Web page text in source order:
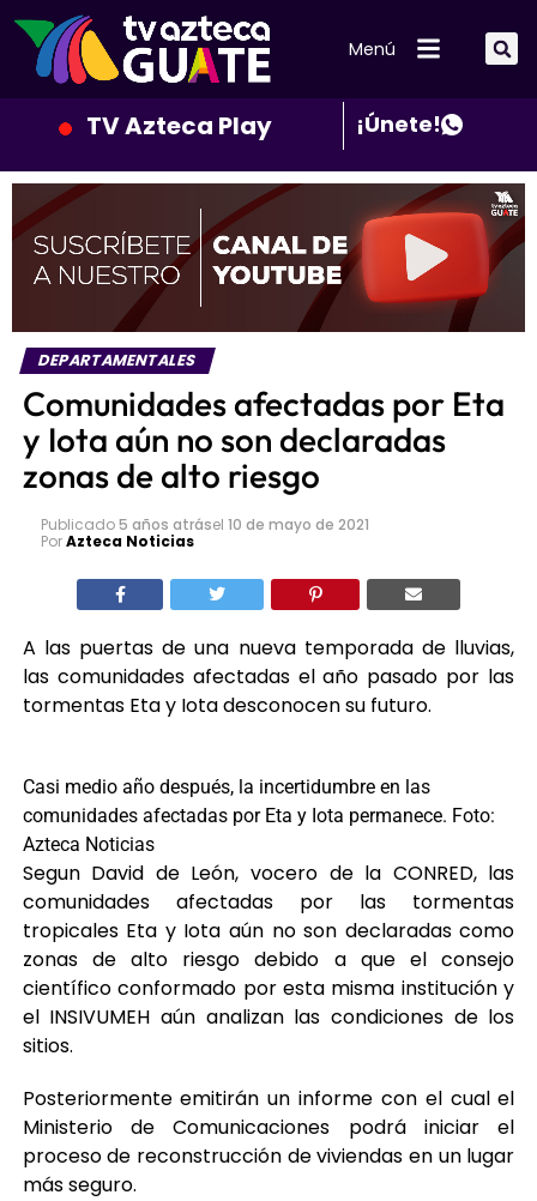
Menú
TV Azteca Play ¡Únete!
DEPARTAMENTALES
Comunidades afectadas por Eta
y Iota aún no son declaradas
zonas de alto riesgo
Publicado5 años atrásel 10 de mayo de 2021
PorAzteca Noticias
A las puertas de una nueva temporada de lluvias,
las comunidades afectadas el año pasado por las
tormentas Eta y Iota desconocen su futuro.
Casi medio año después, la incertidumbre en las
comunidades afectadas por Eta y Iota permanece. Foto:
Azteca Noticias
Segun David de León, vocero de la CONRED, las
comunidades afectadas por las tormentas
tropicales Eta y Iota aún no son declaradas como
zonas de alto riesgo debido a que el consejo
científico conformado por esta misma institución y
el INSIVUMEH aún analizan las condiciones de los
sitios.
Posteriormente emitirán un informe con el cual el
Ministerio de Comunicaciones podrá iniciar el
proceso de reconstrucción de viviendas en un lugar
más seguro.